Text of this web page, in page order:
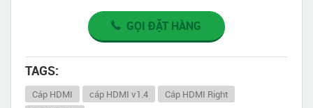
GỌI ĐẶT HÀNG
TAGS:
Cáp HDMI cáp HDMI v1.4
Cáp HDMI Right